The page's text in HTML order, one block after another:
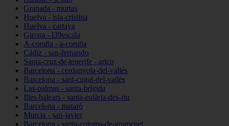
Granada - murtas
Huelva - isla-cristina
Huelva - cartaya
Girona - l39escala
A-coruña - a-coruña
Cádiz - san-fernando
Santa-cruz-de-tenerife - arico
Barcelona - cerdanyola-del-vallès
Barcelona - sant-cugat-del-vallès
Las-palmas - santa-brígida
Illes-balears - santa-eulària-des-riu
Barcelona - mataró
Murcia - san-javier
Barcelona - santa-coloma-de-gramenet